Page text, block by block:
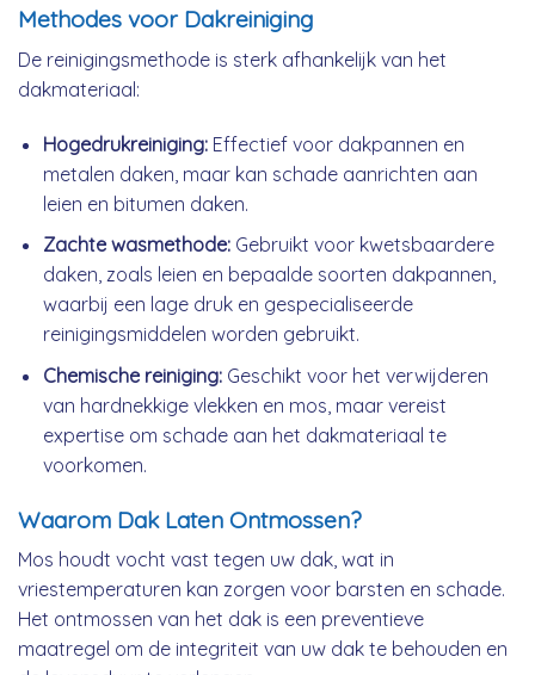
Methodes voor Dakreiniging
De reinigingsmethode is sterk afhankelijk van het
dakmateriaal:
Hogedrukreiniging:Effectief voor dakpannen en
metalen daken, maar kan schade aanrichten aan
leien en bitumen daken.
Zachte wasmethode:Gebruikt voor kwetsbaardere
daken, zoals leien en bepaalde soorten dakpannen,
waarbij een lage druk en gespecialiseerde
reinigingsmiddelen worden gebruikt.
Chemische reiniging:Geschikt voor het verwijderen
van hardnekkige vlekken en mos, maar vereist
expertise om schade aan het dakmateriaal te
voorkomen.
Waarom Dak Laten Ontmossen?
Mos houdt vocht vast tegen uw dak, wat in
vriestemperaturen kan zorgen voor barsten en schade.
Het ontmossen van het dak is een preventieve
maatregel om de integriteit van uw dak te behouden en